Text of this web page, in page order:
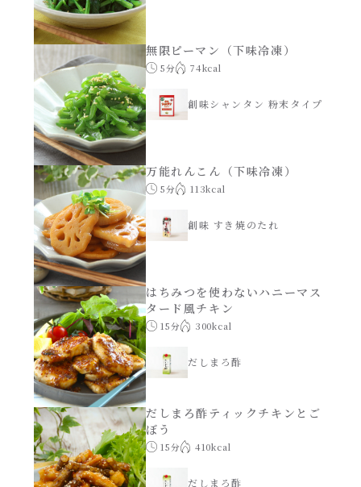
無限ピーマン（下味冷凍）
5分 74kcal
創味シャンタン 粉末タイプ
万能れんこん（下味冷凍）
5分 113kcal
創味 すき焼のたれ
はちみつを使わないハニーマス
タード風チキン
15分 300kcal
だしまろ酢
だしまろ酢ティックチキンとご
ぼう
15分 410kcal
だしまろ酢